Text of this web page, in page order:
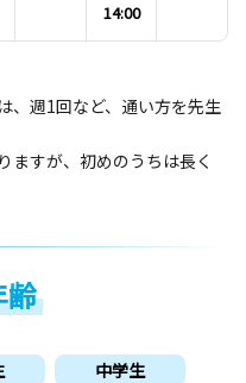
14:00
、週1回など、通い方を先生
ますが、初めのうちは長く
齢
中学生